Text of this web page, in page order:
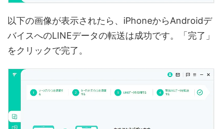
以下の画像が表示されたら、iPhoneからAndroidデ
バイスへのLINEデータの転送は成功です。「完了」
をクリックで完了。